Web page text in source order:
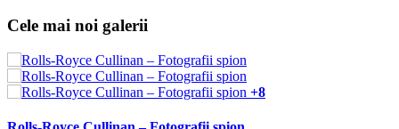
Cele mai noi galerii
+8